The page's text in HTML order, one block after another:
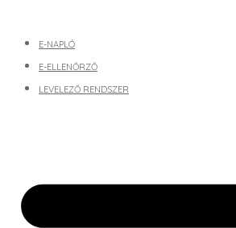
E-NAPLÓ
E-ELLENŐRZŐ
LEVELEZŐ RENDSZER